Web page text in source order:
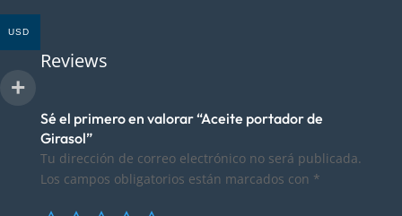
Reviews
Sé el primero en valorar “Aceite portador de
Girasol”
Tu dirección de correo electrónico no será publicada.
Los campos obligatorios están marcados con *
USD